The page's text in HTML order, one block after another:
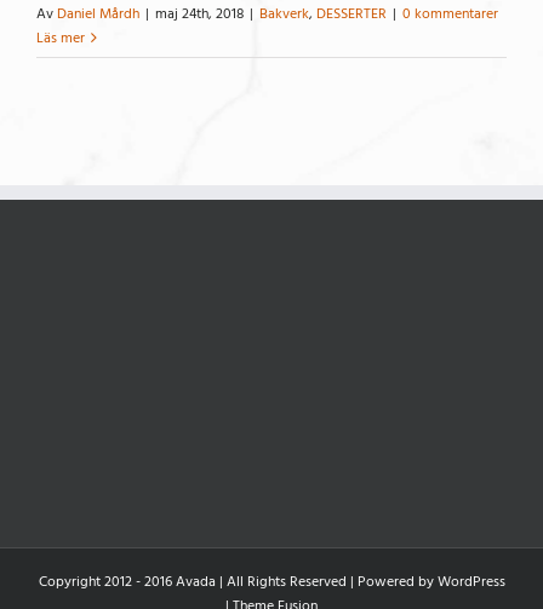
Av Daniel Mårdh | maj 24th, 2018 | Bakverk, DESSERTER | 0 kommentarer
Läs mer
Copyright 2012 - 2016 Avada | All Rights Reserved | Powered byWordPress